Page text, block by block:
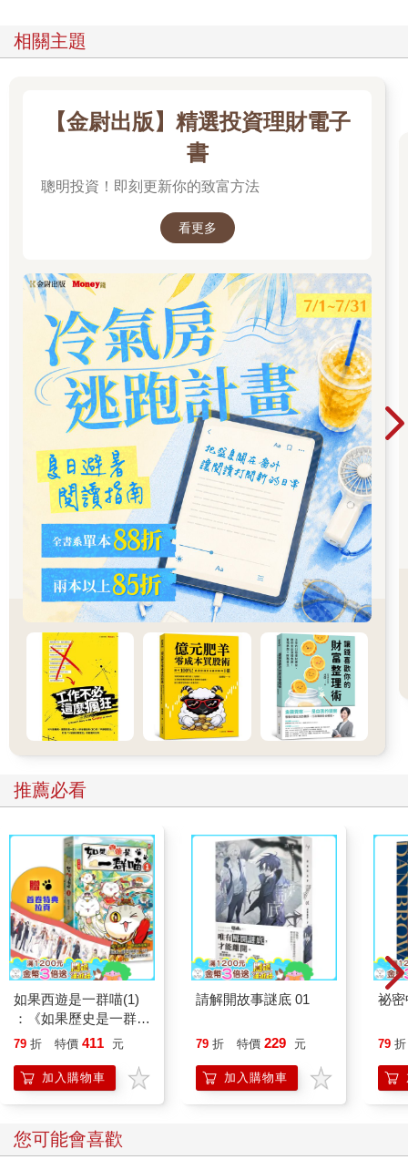
癌。同時，它也具有擴張血管，加快血液循環的效果。
肪及醣類燃燒來提高體溫，因此也具有減肥的效果。
不只如此，薑烯酚還能讓血液變清澈，擴張血管、促進血液循
環，同時提高免疫力、降低膽固醇，並提高消化吸收能力，幫助
身體抗氧化及抗菌，另外還有解毒的作用。也就是說，薑辣素及
薑烯酚這兩者的效能有些許不同。
是薑辣素，薑烯酚的含量極低，但是一旦經過蒸烤及炮製，就能
增加薑烯酚的含量，這就是為什麼乾薑的藥效比生薑更佳的原
乾薑中的薑烯酚含量極多，它能有效地燃燒脂肪及醣類等身體燃
料，並將之轉化為熱能。
但是，說是加熱，也不是一味地高溫處理，那樣反而會破壞薑的
有效成分，無法提高藥效，因此「蒸」是最安全也最穩當的加熱
而且，蒸籠可以疊好幾層，一次就能處理大量的生薑。「蒸烤後
乾燥」這樣的炮製方法，是古人經由數千年的試驗所留下的智
慧，也是最能保留及促進薑的藥效的方法。
接下來，我們就來聽聽各方的實例，親眼見證乾薑所帶來的驚人
健康效果吧！
（摘文2）
消除肥胖：不用再辛苦減肥
A小姐是一個30多歲的上班族，平常最喜歡享受美食。因為擔心
不斷增加的體重，因而嘗試過各種減肥方法，但每次只要減了10
公斤左右，就又會復胖更多，所以總是無法持續下去，最後終於
胖到超過標準體重20公斤。
變美了，1個月後更是連頭痛及身體倦怠的症狀都消失。不但身體
變好，也能開始進行健走等運動，體重當然也跟著減輕了。
10個月後，她減輕了12公斤，1年後更是減了16公斤，終於回到
了標準體重。
因為她只是喝乾薑紅茶而已，並沒有採用麻煩的減肥餐或強迫自
己減肥，因此很輕鬆就能持續，想必這也是能成功減肥的祕訣。
薑更好、更健康。用乾薑減肥既不花錢、也不痛苦，更不用忍受
饑餓、強迫自己瘦身，因此想輕鬆減肥的人一定要試試看！
預防癌症：擊退體寒，打造癌細胞無法生存的體內環境
明明醫學已經如此發達，為什麼死於癌症的人仍然沒有減少？那
是因為罹患癌症的人越來越多，再加上現今的癌症治療通常都只
治標未治本，因此才治好一個癌症，另一個又發病了，簡直是沒
完沒了。
現代人之所以那麼容易罹癌，是因為體溫過低的緣故。研究結果
證實，癌細胞在體溫35℃左右最為活躍、也最適合繁殖。
以前的人平均體溫約在36.5℃到37.2℃，對癌細胞來說是難以繁殖
的環境。但是，現代人的平均體溫大多在35℃前後，比起從前的
人約降了1 ℃。
體溫每降低1 ℃，免疫力就會降低30％，不管再怎麼小心，低體
溫的人都難以預防癌細胞的增生，它們很容易就能越過免疫系統
的防線。
舉個簡單的例子，為什麼都是肺臟、食道、胃或子宮會罹癌，但
心臟、脾臟及小腸卻不會呢？因為後面這些器官的溫度都很高。
由於肺臟、食道、胃及子宮這些管狀或袋狀的器官都與體外相
相關主題
【金尉出版】精選投資理財電子
書
聰明投資！即刻更新你的致富方法
看更多
推薦必看
如果西遊是一群喵(1)
：《如果歷史是一群
喵》作者最新力作，附
79 折 特價 411 元
加入購物車
請解開故事謎底 01
79 折 特價 229 元
加入購物車
祕
79 折
您可能會喜歡